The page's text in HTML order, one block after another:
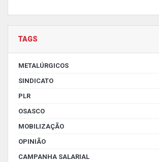
TAGS
METALÚRGICOS
SINDICATO
PLR
OSASCO
MOBILIZAÇÃO
OPINIÃO
CAMPANHA SALARIAL